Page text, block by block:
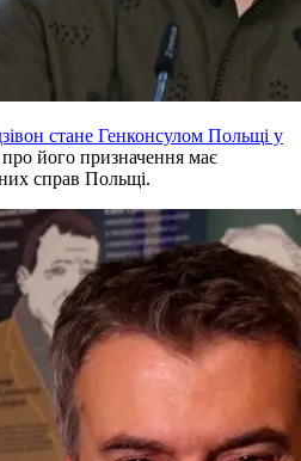
стане Генконсулом Польщі у
його призначення має
справ Польщі.